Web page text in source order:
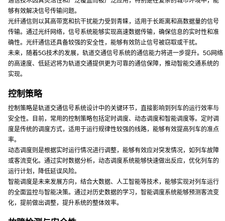
够有效解决信号传输问题。
光纤通信则以其高带宽和抗干扰能力受到青睐，适用于长距离和高数据量的信号
传输。通过光纤网络，信号系统能够实现高速数据传输，确保信息的实时性和准
确性。光纤通信还具备较强的安全性，能够有效防止信号被窃取或干扰。
未来，随着5G技术的发展，轨道交通信号系统的通信能力将进一步提升。5G网络
的高速度、低延迟将为轨道交通提供更为可靠的通信保障，推动智能交通系统的
实现。
控制策略
控制策略是轨道交通信号系统设计中的关键环节，直接影响到列车的运行效率与
安全性。目前，常用的控制策略包括定时调度、动态调度和智能调度等。定时调
度是传统的调度方式，适用于运行规律性较强的线路，能够有效提高列车的准点
率。
动态调度则是根据实时运行情况进行调整，能够有效应对突发情况，如列车故障
或客流变化。通过实时数据分析，动态调度系统能够快速做出反应，优化列车的
运行计划，降低延误风险。
智能调度是未来发展方向，结合大数据、人工智能等技术，能够实现对列车运行
的全面监控与智能决策。通过对历史数据的学习，智能调度系统能够预测客流变
化，提前做出调整，提升系统的整体效率。